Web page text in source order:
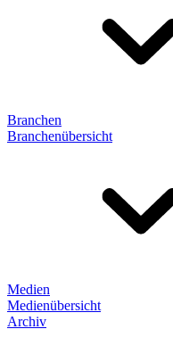
Branchen
Branchenübersicht
Medien
Medienübersicht
Archiv